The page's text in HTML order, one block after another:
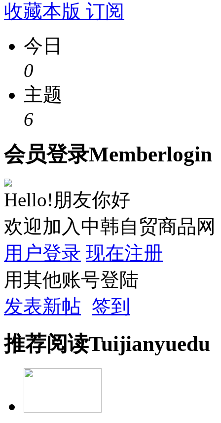
收藏本版 订阅
今日
0
主题
6
会员登录Memberlogin
Hello!朋友你好
欢迎加入中韩自贸商品网
用户登录 现在注册
用其他账号登陆
发表新帖 签到
推荐阅读Tuijianyuedu